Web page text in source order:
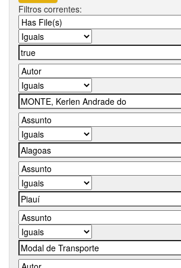
Filtros correntes: